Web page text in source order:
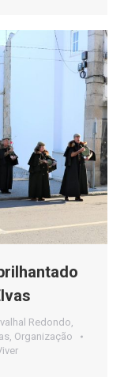
Redondo,
, Organização